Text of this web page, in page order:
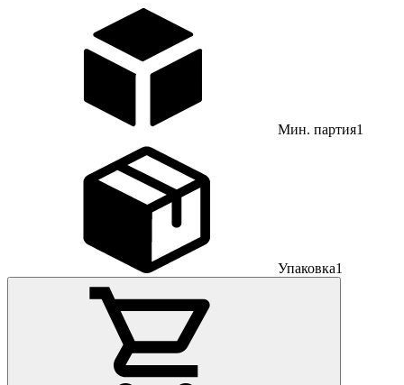
Мин. партия1
Упаковка1